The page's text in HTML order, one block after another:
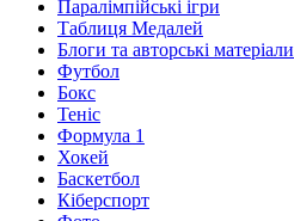
Паралімпійські ігри
Таблиця Медалей
Блоги та авторські матеріали
Футбол
Бокс
Теніс
Формула 1
Хокей
Баскетбол
Кіберспорт